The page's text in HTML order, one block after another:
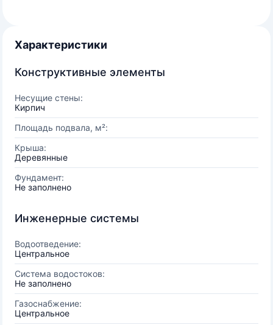
Характеристики
Конструктивные элементы
Несущие стены:
Кирпич
Площадь подвала, м²:
Крыша:
Деревянные
Фундамент:
Не заполнено
Инженерные системы
Водоотведение:
Центральное
Система водостоков:
Не заполнено
Газоснабжение:
Центральное